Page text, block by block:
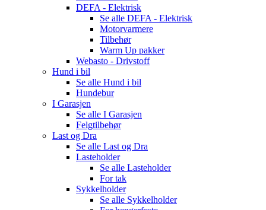
DEFA - Elektrisk
Se alle DEFA - Elektrisk
Motorvarmere
Tilbehør
Warm Up pakker
Webasto - Drivstoff
Hund i bil
Se alle Hund i bil
Hundebur
I Garasjen
Se alle I Garasjen
Felgtilbehør
Last og Dra
Se alle Last og Dra
Lasteholder
Se alle Lasteholder
For tak
Sykkelholder
Se alle Sykkelholder